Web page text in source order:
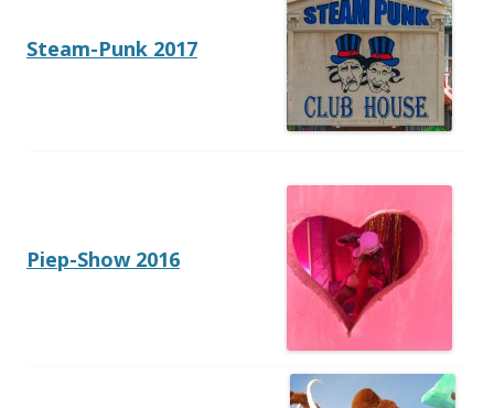
Steam-Punk 2017
Piep-Show 2016